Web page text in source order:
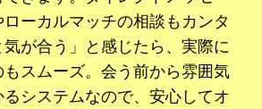
ーカルマッチの相談もカンタ
が合う」と感じたら、実際に
スムーズ。会う前から雰囲気
システムなので、安心してオ